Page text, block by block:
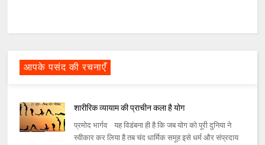
आपके पसंद की रचनाएँ
शारीरिक व्यायाम की प्राचीन कला है योग
प्रमोद भार्गव यह विडंबना ही है कि जब योग को पूरी दुनिया ने
स्वीकार कर लिया है तब चंद धार्मिक समूह इसे धर्म और संप्रदाय